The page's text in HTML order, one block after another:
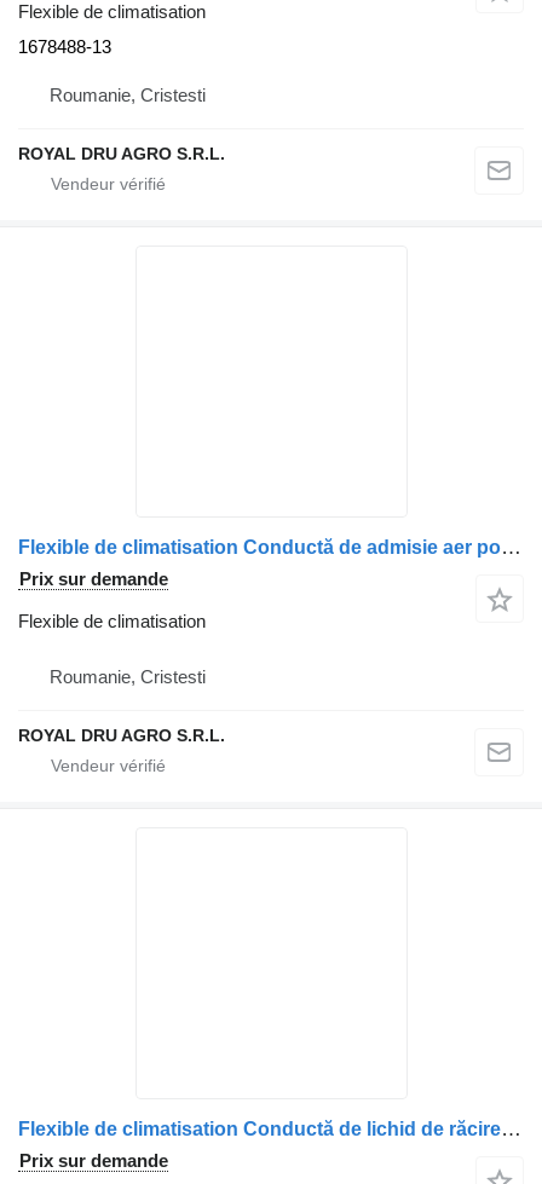
Flexible de climatisation
1678488-13
Roumanie, Cristesti
ROYAL DRU AGRO S.R.L.
Flexible de climatisation Conductă de admisie aer pour camion DAF 1371794, de la filtrul de aer la turbocompresor
Prix sur demande
Flexible de climatisation
Roumanie, Cristesti
ROYAL DRU AGRO S.R.L.
Flexible de climatisation Conductă de lichid de răcire 1940131 pour camion DAF – Coduri: 1940131, 1943394
Prix sur demande